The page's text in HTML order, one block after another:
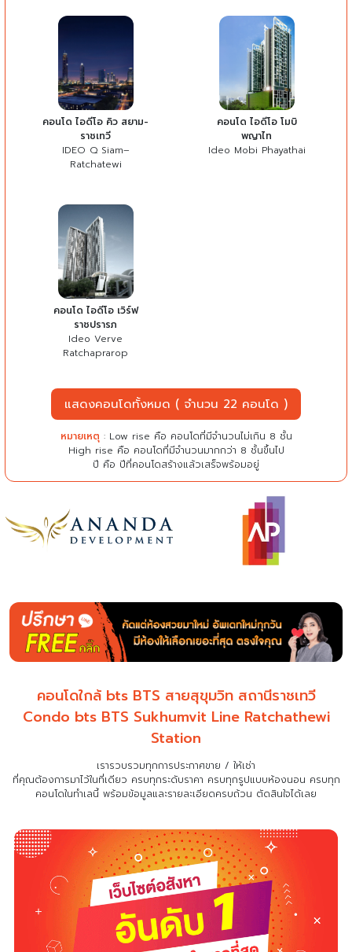
คอนโด ไอดีโอ คิว สยาม-
ราชเทวี
IDEO Q Siam–
Ratchatewi
คอนโด ไอดีโอ โมบิ
พญาไท
Ideo Mobi Phayathai
คอนโด ไอดีโอ เวิร์ฟ
ราชปรารภ
Ideo Verve
Ratchaprarop
แสดงคอนโดทั้งหมด ( จำนวน 22 คอนโด )
หมายเหตุ : Low rise คือ คอนโดที่มีจำนวนไม่เกิน 8 ชั้น
High rise คือ คอนโดที่มีจำนวนมากกว่า 8 ชั้นขึ้นไป
ปี คือ ปีที่คอนโดสร้างแล้วเสร็จพร้อมอยู่
คอนโดใกล้ bts BTS สายสุขุมวิท สถานีราชเทวี
Condo bts BTS Sukhumvit Line Ratchathewi
Station
เรารวบรวมทุกการประกาศขาย / ให้เช่า
ที่คุณต้องการมาไว้ในที่เดียว ครบทุกระดับราคา ครบทุกรูปแบบห้องนอน ครบทุก
คอนโดในทำเลนี้ พร้อมข้อมูลและรายละเอียดครบถ้วน ตัดสินใจได้เลย